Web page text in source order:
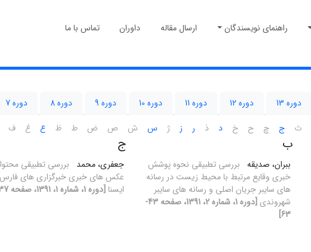
راهنمای نویسندگان ارسال مقاله داوران تماس با ما
دوره 13 دوره 12 دوره 11 دوره 10 دوره 9 دوره 8 دوره 7
ث ج چ ح خ د ذ ر ز ژ س ش ص ض ط ظ ع غ ف
ب
ببران، صدیقه بررسی تطبیقی نحوه پوشش
خبری وقایع مرتبط با محیط زیست در رسانه
های سایبر جریان اصلی و رسانه های سایبر
شهروندی
[دوره 1، شماره 2، 1391، صفحه 43-
63]
ج
جعفری، محمد
بررسی تطبیقی
عکس های خبری خبرگزاری های
ایسنا [دوره 1، شماره 1، 1391، صفحه 37-74]